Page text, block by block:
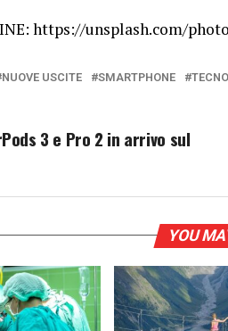
https://unsplash.com/
NUOVE USCITE SMARTPHONE
3 e Pro 2 in arrivo sul
YOU